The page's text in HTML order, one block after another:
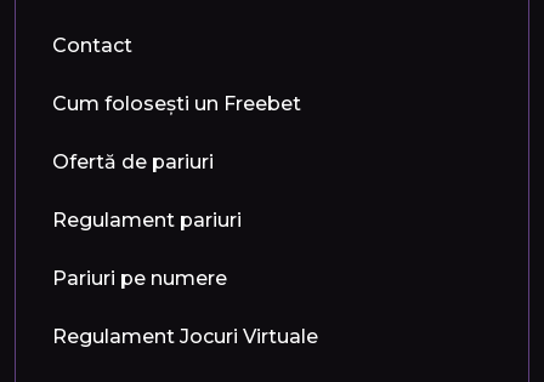
Contact
Cum folosești un Freebet
Ofertă de pariuri
Regulament pariuri
Pariuri pe numere
Regulament Jocuri Virtuale